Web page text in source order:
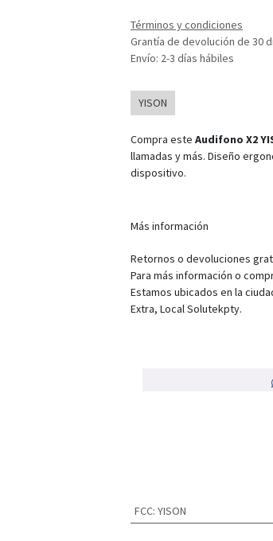
Términos y condiciones
Grantía de devolución de 30
Envío: 2-3 días hábiles
YISON
Compra este Audifono X2
llamadas y más. Diseño
dispositivo.
Más información
Retornos o devoluciones
Para más información o
Estamos ubicados en la
Extra, Local Solutekpty.
FCC: YISON